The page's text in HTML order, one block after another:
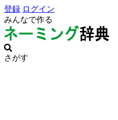
登録 ログイン
みんなで作る
さがす